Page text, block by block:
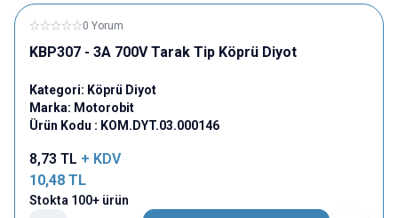
0 Yorum
KBP307 - 3A 700V Tarak Tip Köprü Diyot
Kategori: Köprü Diyot
Marka: Motorobit
Ürün Kodu : KOM.DYT.03.000146
8,73 TL + KDV
10,48 TL
Stokta 100+ ürün